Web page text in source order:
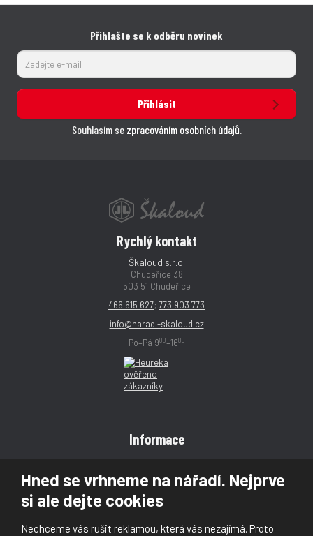
Hned se vrhneme na nářadí. Nejprve
si ale dejte cookies
Nechceme vás rušit reklamou, která vás nezajímá. Proto
Přihlašte se k odběru novinek
Přihlásit
Souhlasím se zpracováním osobních údajů.
Rychlý kontakt
Škaloud s.r.o.
Chudeřice 38
503 51 Chudeřice
466 615 627; 773 903 773
info@naradi-skaloud.cz
Po–Pá 900–1600
Informace
Obchodní podmínky
Reklamace
Magazín